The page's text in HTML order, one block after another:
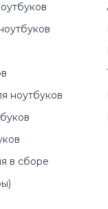
ноутбуков
ноутбуков
ноутбуков
ноутбуков
в сборе